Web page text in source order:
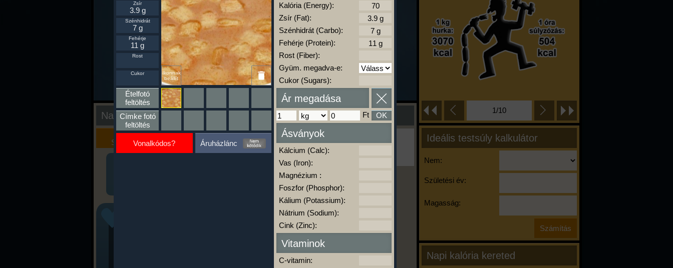
1/10
Ideális testsúly kalkulátor
Nem:
Születési év:
Magasság:
Napi kalória kereted
Nap kiértékelése
Kalória
Szimulátor
Szöveges
Értékelés
Ha ma már nem eszel/sportolsz többet,
kattints a kiértékelésre!
A Kalória Szimulátor Prémium funkció.
-
Ikonnak
beállít
Zsír
3.9 g
Szénhidrát
7 g
Fehérje
11 g
Rost
Cukor
Ételfotó
feltöltés
Címke fotó
feltöltés
Vonalkódos? Áruházlánc
Kalória (Energy):
Zsír (Fat):
Szénhidrát (Carbo):
Fehérje (Protein):
Rost (Fiber):
Gyüm. megadva-e:
Cukor (Sugars):
Ár megadása
Ft OK
Ásványok
Kálcium (Calc):
Vas (Iron):
Magnézium :
Foszfor (Phosphor):
Kálium (Potassium):
Nátrium (Sodium):
Cink (Zinc):
Vitaminok
C-vitamin: